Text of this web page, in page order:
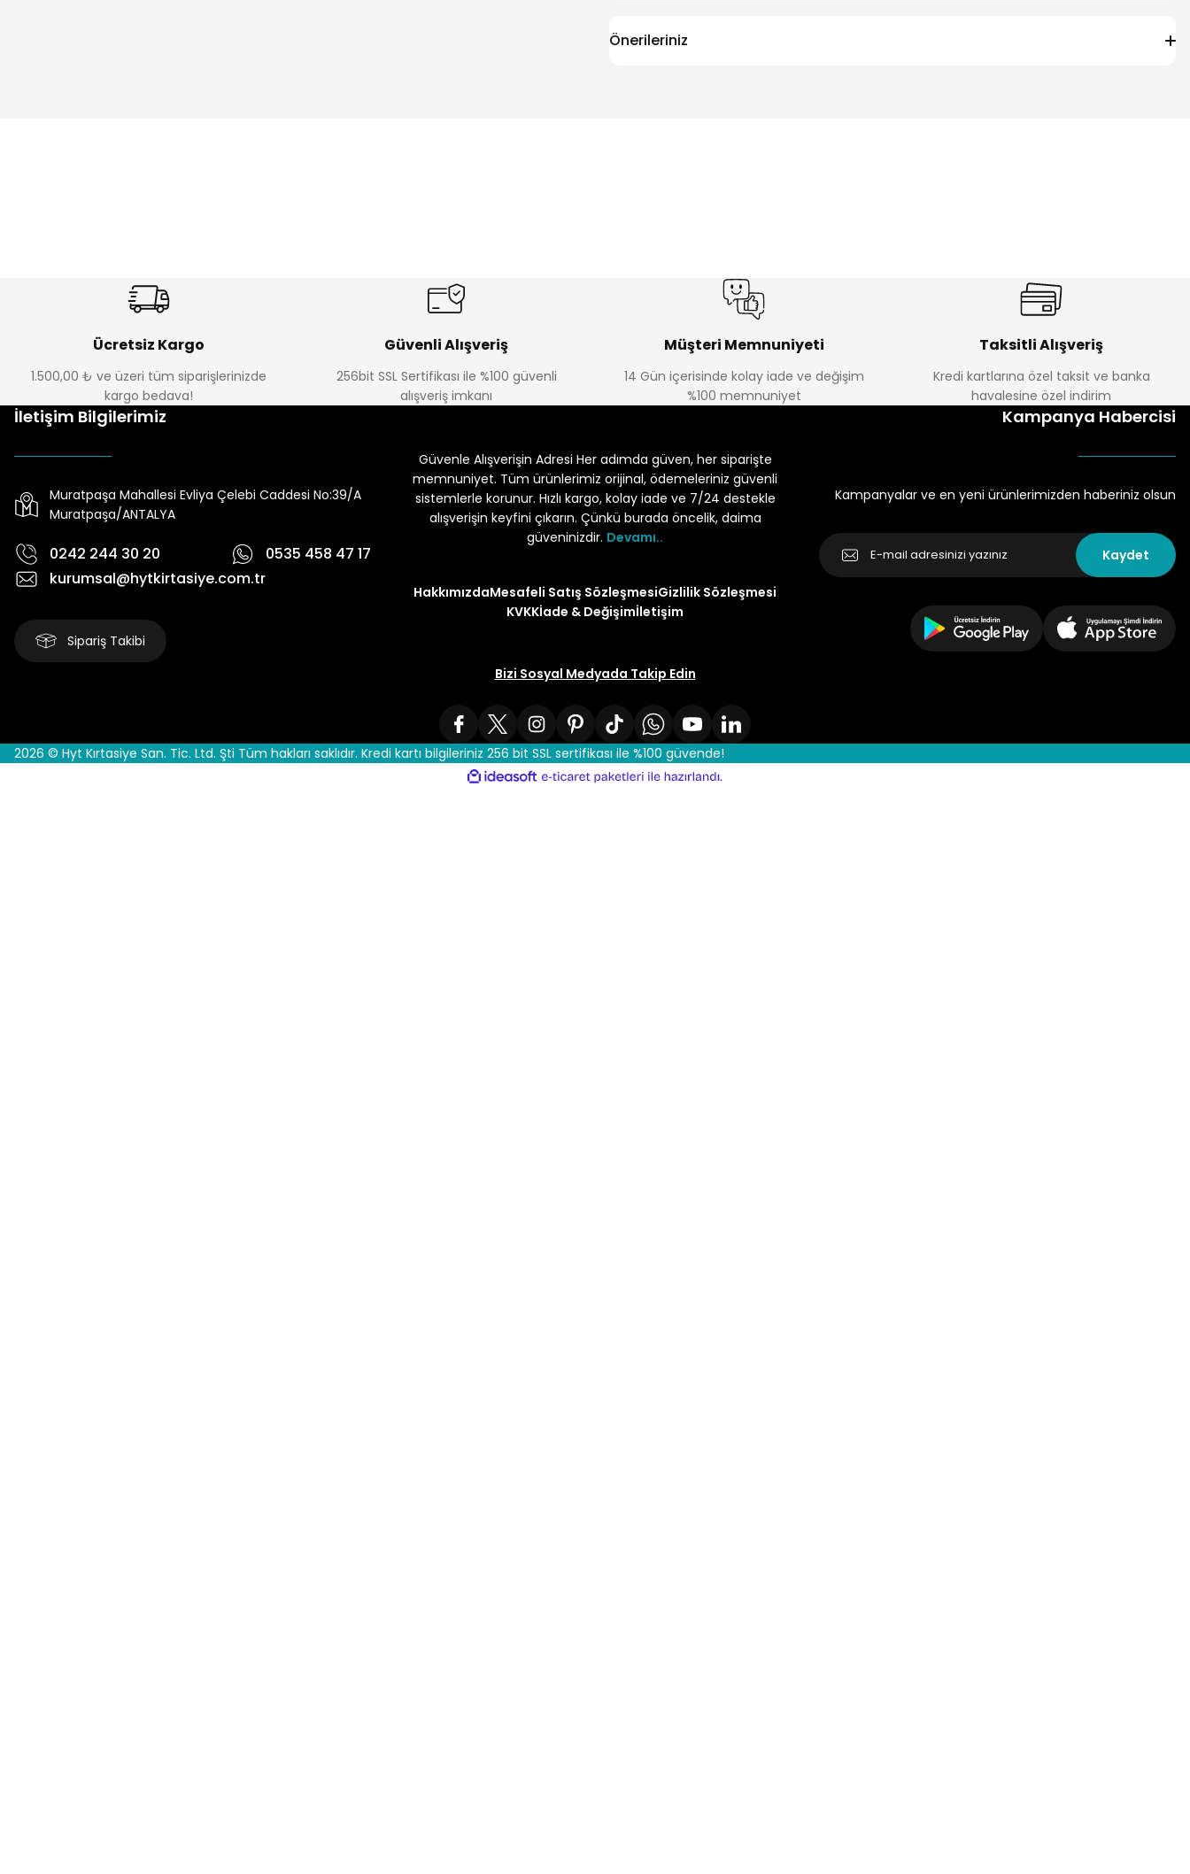
Önerileriniz
Ücretsiz Kargo
1.500,00 ₺ ve üzeri tüm siparişlerinizde
kargo bedava!
Güvenli Alışveriş
256bit SSL Sertifikası ile %100 güvenli
alışveriş imkanı
Müşteri Memnuniyeti
14 Gün içerisinde kolay iade ve değişim
%100 memnuniyet
Taksitli Alışveriş
Kredi kartlarına özel taksit ve banka
havalesine özel indirim
İletişim Bilgilerimiz
Muratpaşa Mahallesi Evliya Çelebi Caddesi No:39/A
Muratpaşa/ANTALYA
0242 244 30 20
0535 458 47 17
kurumsal@hytkirtasiye.com.tr
Sipariş Takibi
Güvenle Alışverişin Adresi Her adımda güven, her siparişte
memnuniyet. Tüm ürünlerimiz orijinal, ödemeleriniz güvenli
sistemlerle korunur. Hızlı kargo, kolay iade ve 7/24 destekle
alışverişin keyfini çıkarın. Çünkü burada öncelik, daima
güveninizdir. Devamı..
HakkımızdaMesafeli Satış SözleşmesiGizlilik Sözleşmesi
KVKKİade & Değişimİletişim
Bizi Sosyal Medyada Takip Edin
Kampanya Habercisi
Kampanyalar ve en yeni ürünlerimizden haberiniz olsun
Kaydet
2026 © Hyt Kırtasiye San. Tic. Ltd. Şti Tüm hakları saklıdır. Kredi kartı bilgileriniz 256 bit SSL sertifikası ile %100 güvende!
ideasoft
e-